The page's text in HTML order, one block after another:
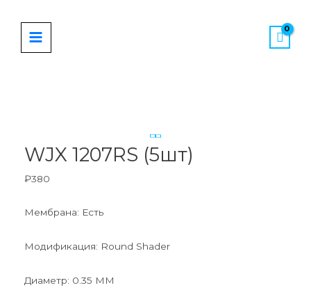
содержимому
MENU
WJX 1207RS (5шт)
₽380
Мембрана: Есть
Модификация: Round Shader
Диаметр: 0.35 ММ
(5шт)